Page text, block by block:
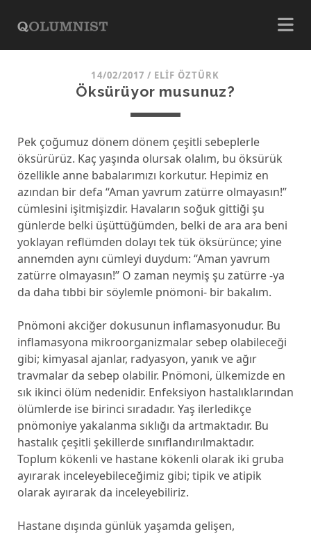
14/02/2017 / ELIF ÖZTÜRK
Öksürüyor musunuz?
Pek çoğumuz dönem dönem çeşitli sebeplerle
öksürürüz. Kaç yaşında olursak olalım, bu öksürük
özellikle anne babalarımızı korkutur. Hepimiz en
azından bir defa ‘‘Aman yavrum zatürre olmayasın!’’
cümlesini işitmişizdir. Havaların soğuk gittiği şu
günlerde belki üşüttüğümden, belki de ara ara beni
yoklayan reflümden dolayı tek tük öksürünce; yine
annemden aynı cümleyi duydum: ‘‘Aman yavrum
zatürre olmayasın!’’ O zaman neymiş şu zatürre -ya
da daha tıbbi bir söylemle pnömoni- bir bakalım.
Pnömoni akciğer dokusunun inflamasyonudur. Bu
inflamasyona mikroorganizmalar sebep olabileceği
gibi; kimyasal ajanlar, radyasyon, yanık ve ağır
travmalar da sebep olabilir. Pnömoni, ülkemizde en
sık ikinci ölüm nedenidir. Enfeksiyon hastalıklarından
ölümlerde ise birinci sıradadır. Yaş ilerledikçe
pnömoniye yakalanma sıklığı da artmaktadır. Bu
hastalık çeşitli şekillerde sınıflandırılmaktadır.
Toplum kökenli ve hastane kökenli olarak iki gruba
ayırarak inceleyebileceğimiz gibi; tipik ve atipik
olarak ayırarak da inceleyebiliriz.
Hastane dışında günlük yaşamda gelişen,